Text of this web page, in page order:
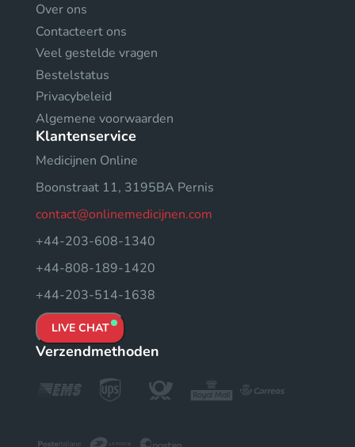
Over ons
Contacteert ons
Veel gestelde vragen
Bestelstatus
Privacybeleid
Algemene voorwaarden
Klantenservice
Medicijnen Online
Boonstraat 11, 3195BA Pernis
contact@onlinemedicijnen.com
+44-203-608-1340
+44-808-189-1420
+44-203-514-1638
LIVE CHAT
Verzendmethoden